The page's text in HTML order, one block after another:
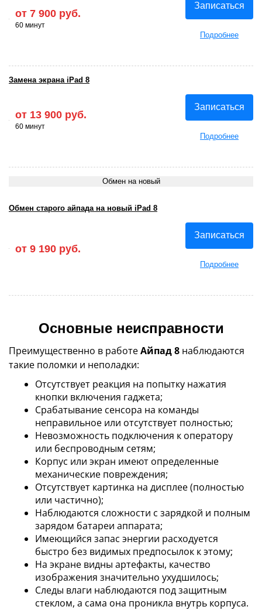
от 7 900 руб.
60 минут
Записаться
Подробнее
от 13 900 руб.
60 минут
Записаться
Подробнее
Замена экрана iPad 8
Обмен на новый
от 9 190 руб.
Записаться
Подробнее
Обмен старого айпада на новый iPad 8
Основные неисправности
Преимущественно в работеАйпад 8 наблюдаются
такие поломки и неполадки:
Отсутствует реакция на попытку нажатия
кнопки включения гаджета;
Срабатывание сенсора на команды
неправильное или отсутствует полностью;
Невозможность подключения к оператору
или беспроводным сетям;
Корпус или экран имеют определенные
механические повреждения;
Отсутствует картинка на дисплее (полностью
или частично);
Наблюдаются сложности с зарядкой и полным
зарядом батареи аппарата;
Имеющийся запас энергии расходуется
быстро без видимых предпосылок к этому;
На экране видны артефакты, качество
изображения значительно ухудшилось;
Следы влаги наблюдаются под защитным
стеклом, а сама она проникла внутрь корпуса.